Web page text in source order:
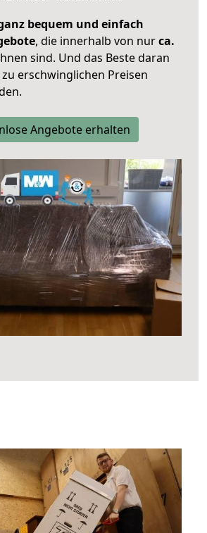
bequem und einfach
, die innerhalb von nurca.
sind. Und das Beste daran
erschwinglichen Preisen
Angebote erhalten